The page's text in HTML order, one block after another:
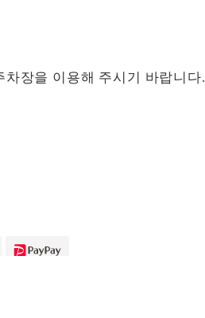
장을 이용해 주시기 바랍니다.